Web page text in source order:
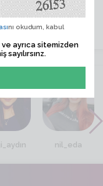
nil_eda
nı okudum, kabul
ve ayrıca sitemizden
sayılırsınz.